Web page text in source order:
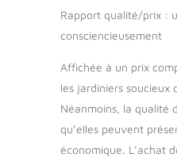
Rapport qualité/prix :
consciencieusement
Affichée à un prix
les jardiniers soucieux
Néanmoins, la qualité
qu’elles peuvent
économique. L’achat